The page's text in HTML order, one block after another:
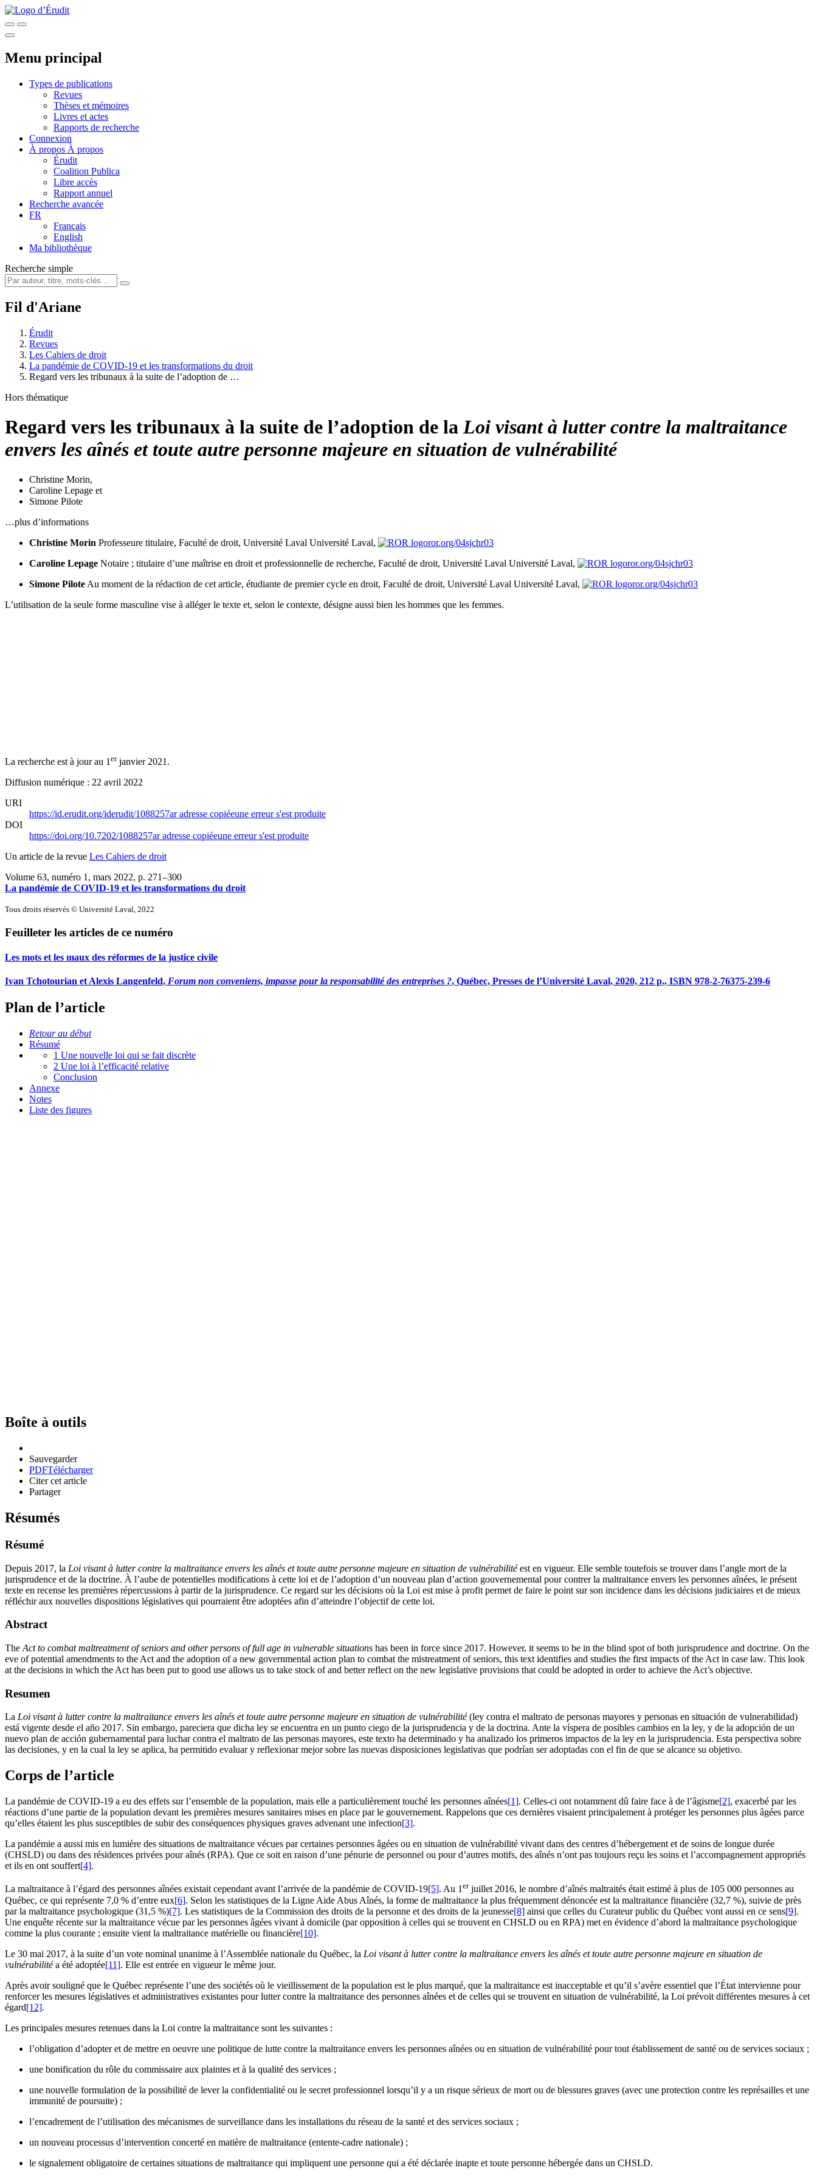
Menu principal
Types de publications
Revues
Thèses et mémoires
Livres et actes
Rapports de recherche
Connexion
À propos À propos
Érudit
Coalition Publica
Libre accès
Rapport annuel
Recherche avancée
FR
Français
English
Ma bibliothèque
Recherche simple
Fil d'Ariane
Érudit
Revues
Les Cahiers de droit
La pandémie de COVID-19 et les transformations du droit
Regard vers les tribunaux à la suite de l’adoption de …
Hors thématique
Regard vers les tribunaux à la suite de l’adoption de la Loi visant à lutter contre la maltraitance
envers les aînés et toute autre personne majeure en situation de vulnérabilité
Christine Morin,
Caroline Lepage et
Simone Pilote
…plus d’informations
Christine Morin Professeure titulaire, Faculté de droit, Université Laval Université Laval,
ror.org/04sjchr03
Caroline Lepage Notaire ; titulaire d’une maîtrise en droit et professionnelle de recherche, Faculté de droit, Université Laval Université Laval,
ror.org/04sjchr03
Simone Pilote Au moment de la rédaction de cet article, étudiante de premier cycle en droit, Faculté de droit, Université Laval Université Laval,
ror.org/04sjchr03
L’utilisation de la seule forme masculine vise à alléger le texte et, selon le contexte, désigne aussi bien les hommes que les femmes.
La recherche est à jour au 1 erjanvier 2021.
Diffusion numérique : 22 avril 2022
URI
https://id.erudit.org/iderudit/1088257aradresse copiéeune erreur s'est produite
DOI
https://doi.org/10.7202/1088257aradresse copiéeune erreur s'est produite
Un article de la revue Les Cahiers de droit
Volume 63, numéro 1, mars 2022, p. 271–300
La pandémie de COVID-19 et les transformations du droit
Tous droits réservés © Université Laval, 2022
Feuilleter les articles de ce numéro
Les mots et les maux des réformes de la justice civile
Ivan Tchotourian et Alexis Langenfeld, Forum non conveniens, impasse pour la responsabilité des entreprises ?, Québec, Presses de l’Université Laval, 2020, 212 p., ISBN 978-2-76375-239-6
Plan de l’article
Retour au début
Résumé
1 Une nouvelle loi qui se fait discrète
2 Une loi à l’efficacité relative
Conclusion
Annexe
Notes
Liste des figures
Boîte à outils
Sauvegarder
PDFTélécharger
Citer cet article
Partager
Résumés
Résumé
Depuis 2017, la Loi visant à lutter contre la maltraitance envers les aînés et toute autre personne majeure en situation de vulnérabilitéest en vigueur. Elle semble toutefois se trouver dans l’angle mort de la
jurisprudence et de la doctrine. À l’aube de potentielles modifications à cette loi et de l’adoption d’un nouveau plan d’action gouvernemental pour contrer la maltraitance envers les personnes aînées, le présent
texte en recense les premières répercussions à partir de la jurisprudence. Ce regard sur les décisions où la Loi est mise à profit permet de faire le point sur son incidence dans les décisions judiciaires et de mieux
réfléchir aux nouvelles dispositions législatives qui pourraient être adoptées afin d’atteindre l’objectif de cette loi.
Abstract
The Act to combat maltreatment of seniors and other persons of full age in vulnerable situations has been in force since 2017. However, it seems to be in the blind spot of both jurisprudence and doctrine. On the
eve of potential amendments to the Act and the adoption of a new governmental action plan to combat the mistreatment of seniors, this text identifies and studies the first impacts of the Act in case law. This look
at the decisions in which the Act has been put to good use allows us to take stock of and better reflect on the new legislative provisions that could be adopted in order to achieve the Act’s objective.
Resumen
La Loi visant à lutter contre la maltraitance envers les aînés et toute autre personne majeure en situation de vulnérabilité (ley contra el maltrato de personas mayores y personas en situación de vulnerabilidad)
está vigente desde el año 2017. Sin embargo, pareciera que dicha ley se encuentra en un punto ciego de la jurisprudencia y de la doctrina. Ante la víspera de posibles cambios en la ley, y de la adopción de un
nuevo plan de acción gubernamental para luchar contra el maltrato de las personas mayores, este texto ha determinado y ha analizado los primeros impactos de la ley en la jurisprudencia. Esta perspectiva sobre
las decisiones, y en la cual la ley se aplica, ha permitido evaluar y reflexionar mejor sobre las nuevas disposiciones legislativas que podrían ser adoptadas con el fin de que se alcance su objetivo.
Corps de l’article
La pandémie de COVID-19 a eu des effets sur l’ensemble de la population, mais elle a particulièrement touché les personnes aînées[1]. Celles-ci ont notamment dû faire face à de l’âgisme[2], exacerbé par les
réactions d’une partie de la population devant les premières mesures sanitaires mises en place par le gouvernement. Rappelons que ces dernières visaient principalement à protéger les personnes plus âgées parce
qu’elles étaient les plus susceptibles de subir des conséquences physiques graves advenant une infection[3].
La pandémie a aussi mis en lumière des situations de maltraitance vécues par certaines personnes âgées ou en situation de vulnérabilité vivant dans des centres d’hébergement et de soins de longue durée
(CHSLD) ou dans des résidences privées pour aînés (RPA). Que ce soit en raison d’une pénurie de personnel ou pour d’autres motifs, des aînés n’ont pas toujours reçu les soins et l’accompagnement appropriés
et ils en ont souffert[4].
La maltraitance à l’égard des personnes aînées existait cependant avant l’arrivée de la pandémie de COVID-19[5]. Au 1erjuillet 2016, le nombre d’aînés maltraités était estimé à plus de 105 000 personnes au
Québec, ce qui représente 7,0 % d’entre eux[6]. Selon les statistiques de la Ligne Aide Abus Aînés, la forme de maltraitance la plus fréquemment dénoncée est la maltraitance financière (32,7 %), suivie de près
par la maltraitance psychologique (31,5 %)[7]. Les statistiques de la Commission des droits de la personne et des droits de la jeunesse[8] ainsi que celles du Curateur public du Québec vont aussi en ce sens[9].
Une enquête récente sur la maltraitance vécue par les personnes âgées vivant à domicile (par opposition à celles qui se trouvent en CHSLD ou en RPA) met en évidence d’abord la maltraitance psychologique
comme la plus courante ; ensuite vient la maltraitance matérielle ou financière[10].
Le 30 mai 2017, à la suite d’un vote nominal unanime à l’Assemblée nationale du Québec, la Loi visant à lutter contre la maltraitance envers les aînés et toute autre personne majeure en situation de
vulnérabilitéa été adoptée[11]. Elle est entrée en vigueur le même jour.
Après avoir souligné que le Québec représente l’une des sociétés où le vieillissement de la population est le plus marqué, que la maltraitance est inacceptable et qu’il s’avère essentiel que l’État intervienne pour
renforcer les mesures législatives et administratives existantes pour lutter contre la maltraitance des personnes aînées et de celles qui se trouvent en situation de vulnérabilité, la Loi prévoit différentes mesures à cet
égard[12].
Les principales mesures retenues dans la Loi contre la maltraitance sont les suivantes :
l’obligation d’adopter et de mettre en oeuvre une politique de lutte contre la maltraitance envers les personnes aînées ou en situation de vulnérabilité pour tout établissement de santé ou de services sociaux ;
une bonification du rôle du commissaire aux plaintes et à la qualité des services ;
une nouvelle formulation de la possibilité de lever la confidentialité ou le secret professionnel lorsqu’il y a un risque sérieux de mort ou de blessures graves (avec une protection contre les représailles et une
immunité de poursuite) ;
l’encadrement de l’utilisation des mécanismes de surveillance dans les installations du réseau de la santé et des services sociaux ;
un nouveau processus d’intervention concerté en matière de maltraitance (entente-cadre nationale) ;
le signalement obligatoire de certaines situations de maltraitance qui impliquent une personne qui a été déclarée inapte et toute personne hébergée dans un CHSLD.